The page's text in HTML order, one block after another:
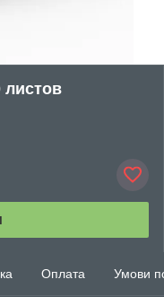
листов
Оплата Умови